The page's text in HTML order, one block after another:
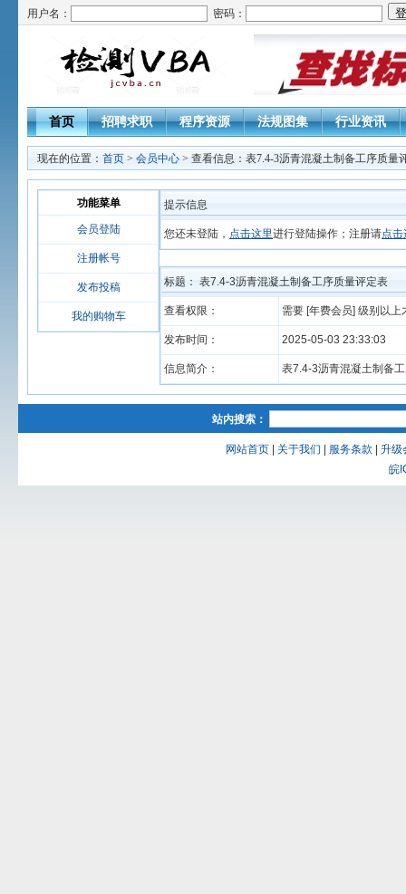
用户名： 密码：
首页 招聘求职 程序资源 法规图集 行业资讯
现在的位置： 首页 > 会员中心 > 查看信息：表7.4-3沥青混凝土制备工序质量
功能菜单
会员登陆
注册帐号
发布投稿
我的购物车
提示信息
您还未登陆， 点击这里进行登陆操作；注册请点击
标题： 表7.4-3沥青混凝土制备工序质量评定表
查看权限： 需要 [年费会员] 级别以上
发布时间： 2025-05-03 23:33:03
信息简介： 表7.4-3沥青混凝土制备
站内搜索：
网站首页| 关于我们 服务条款
升级
皖